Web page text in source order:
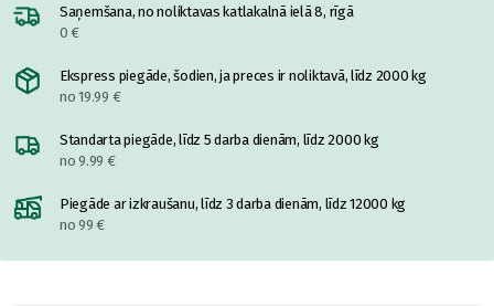
Saņemšana, no noliktavas katlakalnā ielā 8, rīgā
0 €
Ekspress piegāde, šodien, ja preces ir noliktavā, līdz 2000 kg
no 19.99 €
Standarta piegāde, līdz 5 darba dienām, līdz 2000 kg
no 9.99 €
Piegāde ar izkraušanu, līdz 3 darba dienām, līdz 12000 kg
no 99 €